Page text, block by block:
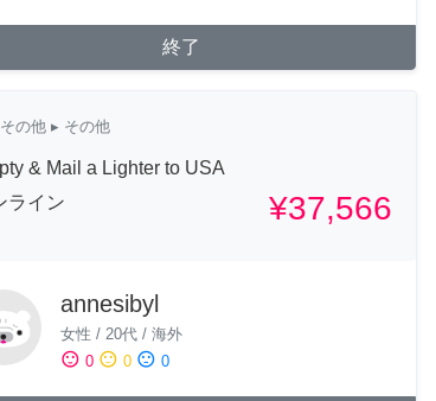
終了
その他 ▸ その他
& Mail a Lighter to USA
ライン
¥37,566
annesibyl
女性 / 20代 / 海外
sentiment_satisfied 0 sentiment_neutral 0 sentiment_dissatisfied 0